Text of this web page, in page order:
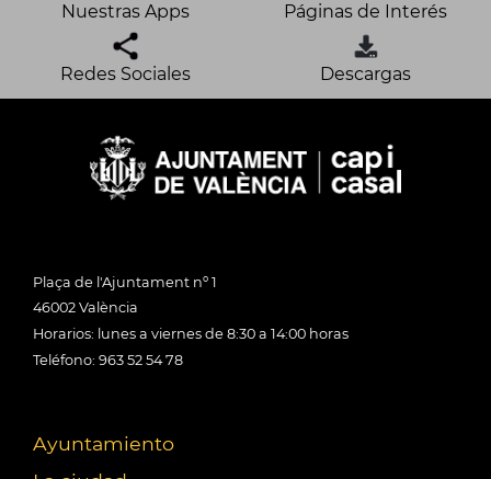
Nuestras Apps Páginas de Interés
Redes Sociales Descargas
Plaça de l'Ajuntament nº 1
46002 València
Horarios: lunes a viernes de 8:30 a 14:00 horas
Teléfono: 963 52 54 78
Ayuntamiento